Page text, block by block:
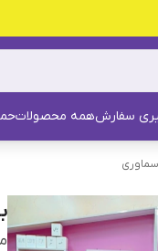
سفارشهمه محصولات